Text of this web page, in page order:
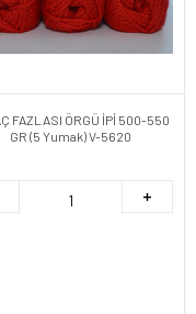
FAZLASI ÖRGÜ İPİ 500-550
GR (5 Yumak) V-5620